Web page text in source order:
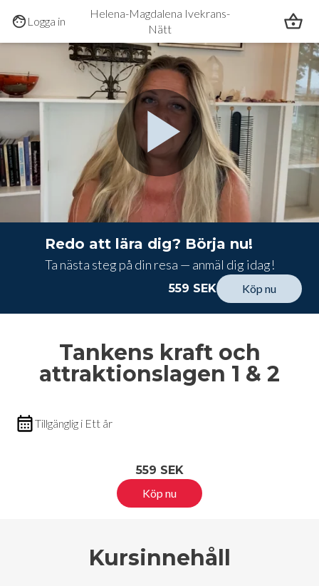
Hoppa till huvudinnehålletHelena-Magdalena Ivekrans-
Nätt
Logga in
1:24
Redo att lära dig? Börja nu!
Ta nästa steg på din resa — anmäl dig idag!
559 SEK Köp nu
Tankens kraft och
attraktionslagen 1 & 2
Tillgänglig i Ett år
559 SEK
Köp nu
Kursinnehåll